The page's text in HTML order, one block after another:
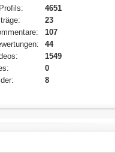
4651
23
107
44
1549
0
8